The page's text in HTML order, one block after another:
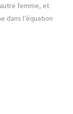
femme, et
dans l’équation